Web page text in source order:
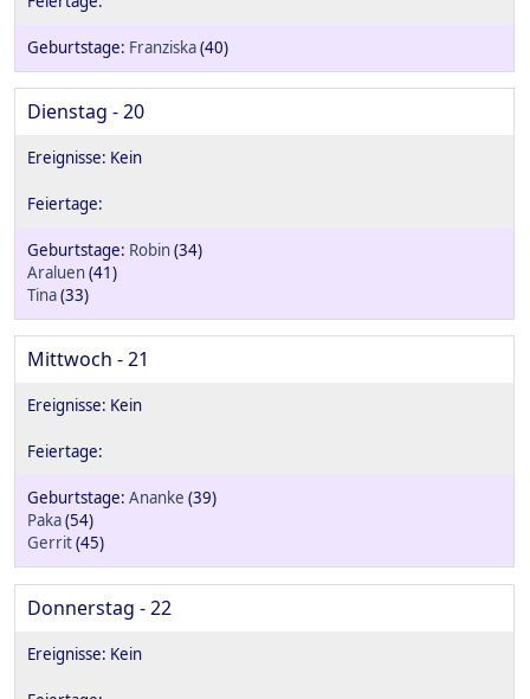
Franziska(40)
Dienstag - 20
Robin(34)
Araluen(41)
Tina(33)
Mittwoch - 21
Ananke (39)
Paka(54)
Gerrit(45)
Donnerstag - 22